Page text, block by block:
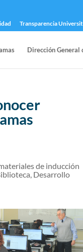
Transparencia
Dirección General
de inducción
Desarrollo